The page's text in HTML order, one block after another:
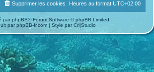
Heures au format UTC+02:00
Supprimer les cookies
parphpBB® Forum Software © phpBB Limited
parphpBB-fr.com| Style parCri|Studio